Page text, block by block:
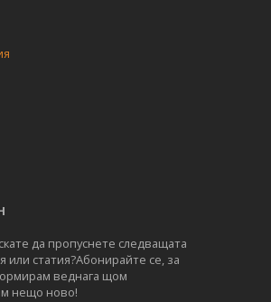
да пропуснете следващата
или статия?Абонирайте се, за
веднага щом
нещо ново!